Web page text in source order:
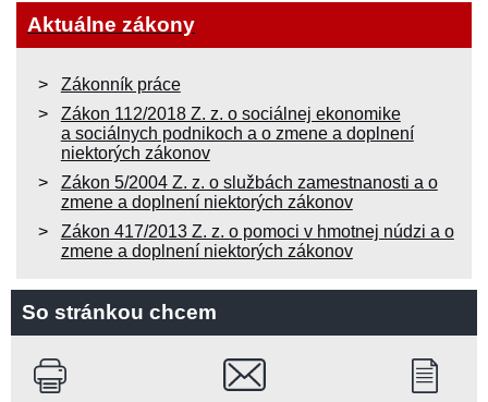
Aktuálne zákony
Zákonník práce
Zákon 112/2018 Z. z. o sociálnej ekonomike
a sociálnych podnikoch a o zmene a doplnení
niektorých zákonov
Zákon 5/2004 Z. z. o službách zamestnanosti a o
zmene a doplnení niektorých zákonov
Zákon 417/2013 Z. z. o pomoci v hmotnej núdzi a o
zmene a doplnení niektorých zákonov
So stránkou chcem